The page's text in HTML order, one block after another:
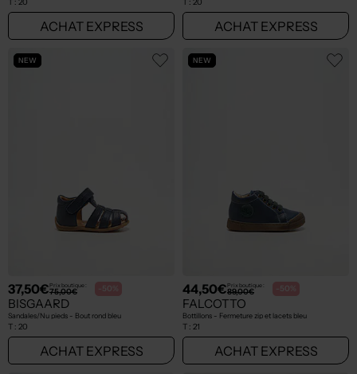
T : 20
ACHAT EXPRESS
T : 20
ACHAT EXPRESS
NEW
37,50€Prix boutique :
75,00€ -50%
BISGAARD
Sandales/Nu pieds - Bout rond bleu
T : 20
ACHAT EXPRESS
NEW
44,50€Prix boutique :
89,00€ -50%
FALCOTTO
Bottillons - Fermeture zip et lacets bleu
T : 21
ACHAT EXPRESS